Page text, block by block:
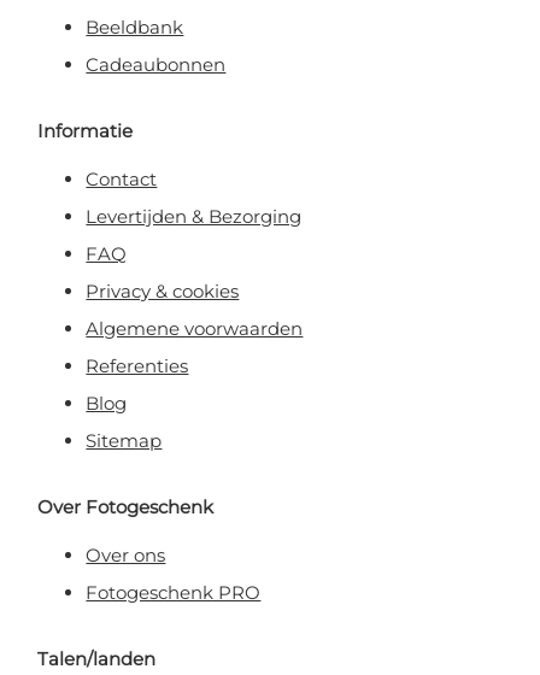
Beeldbank
Cadeaubonnen
Informatie
Contact
Levertijden & Bezorging
FAQ
Privacy & cookies
Algemene voorwaarden
Referenties
Blog
Sitemap
Over Fotogeschenk
Over ons
Fotogeschenk PRO
Talen/landen